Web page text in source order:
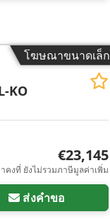
โฆษณาขนาดเล็ก
KO
€23,145
คงที่ ยังไม่รวมภาษีมูลค่าเพิ่ม
ส่งคำขอ